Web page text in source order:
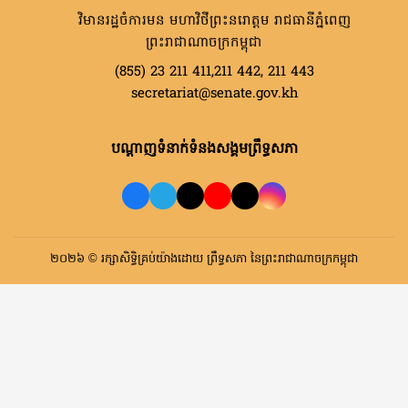
វិមានរដ្ឋចំការមន មហាវិថីព្រះនរោត្តម រាជធានីភ្នំពេញ
ព្រះរាជាណាចក្រកម្ពុជា
(855) 23 211 411,211 442, 211 443
secretariat@senate.gov.kh
បណ្តាញទំនាក់ទំនងសង្គមព្រឹទ្ធសភា
២០២៦ © រក្សាសិទ្ធិគ្រប់យ៉ាងដោយ ព្រឹទ្ធសភា នៃព្រះរាជាណាចក្រកម្ពុជា